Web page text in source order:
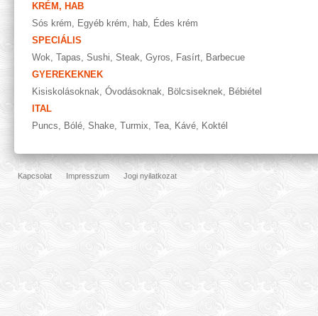
KRÉM, HAB
Sós krém, Egyéb krém, hab, Édes krém
SPECIÁLIS
Wok, Tapas, Sushi, Steak, Gyros, Fasírt, Barbecue
GYEREKEKNEK
Kisiskolásoknak, Óvodásoknak, Bölcsiseknek, Bébiétel
ITAL
Puncs, Bólé, Shake, Turmix, Tea, Kávé, Koktél
Kapcsolat Impresszum Jogi nyilatkozat